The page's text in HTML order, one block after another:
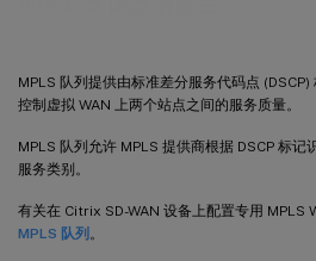
MPLS 队列提供由标准差分服务代码点
控制虚拟 WAN 上两个站点之间的服务质量。
MPLS 队列允许 MPLS 提供商根据 DSCP 标记
服务类别。
有关在 Citrix SD-WAN 设备上配置专用 MPLS
MPLS 队列 。